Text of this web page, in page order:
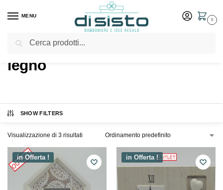
MENU
0
Home Shop Prodotti taggati “legno”
legno
SHOW FILTERS
Visualizzazione di 3 risultati
in Offerta ! in Offerta !